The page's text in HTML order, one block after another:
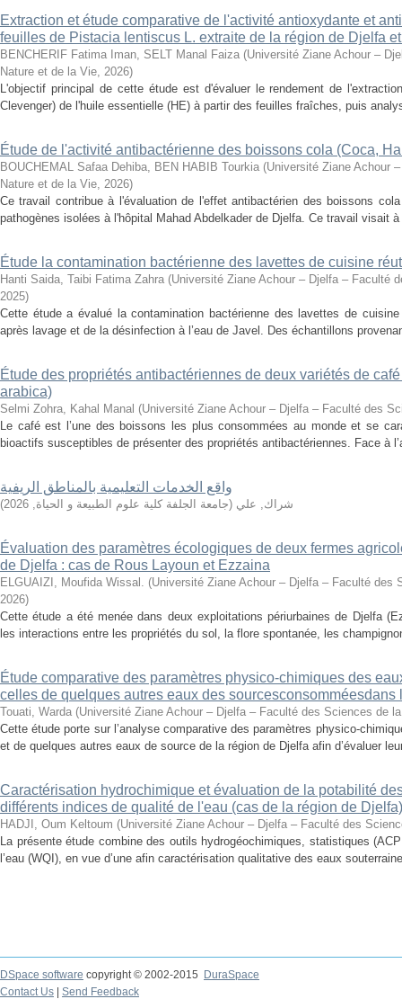
Extraction et étude comparative de l'activité antioxydante et
feuilles de Pistacia lentiscus L. extraite de la région de Djelfa
BENCHERIF Fatima Iman, SELT Manal Faiza (Université Ziane Achour –
Nature et de la Vie, 2026)
L'objectif principal de cette étude est d'évaluer le rendement de
Clevenger) de l'huile essentielle (HE) à partir des feuilles fraîches, puis
Étude de l'activité antibactérienne des boissons cola (Coca,
BOUCHEMAL Safaa Dehiba, BEN HABIB Tourkia (Université Ziane Achour
Nature et de la Vie, 2026)
Ce travail contribue à l'évaluation de l'effet antibactérien des boissons
pathogènes isolées à l'hôpital Mahad Abdelkader de Djelfa. Ce travail visait
Étude la contamination bactérienne des lavettes de cuisine
Hanti Saida, Taibi Fatima Zahra (Université Ziane Achour – Djelfa – Faculté
2025)
Cette étude a évalué la contamination bactérienne des lavettes de
après lavage et de la désinfection à l’eau de Javel. Des échantillons
Étude des propriétés antibactériennes de deux variétés de
arabica)
Selmi Zohra, Kahal Manal (Université Ziane Achour – Djelfa – Faculté des
Le café est l’une des boissons les plus consommées au monde et se
bioactifs susceptibles de présenter des propriétés antibactériennes. Face à
واقع الخدمات التعليمية بالمناطق الريفية
شراك, علي (جامعة الجلفة كلية علوم الطبيعة و الحياة,
2026
)
Évaluation des paramètres écologiques de deux fermes
de Djelfa : cas de Rous Layoun et Ezzaina
ELGUAIZI, Moufida Wissal. (Université Ziane Achour – Djelfa – Faculté des
2026)
Cette étude a été menée dans deux exploitations périurbaines de Djelfa
les interactions entre les propriétés du sol, la flore spontanée, les
Étude comparative des paramètres physico-chimiques des
celles de quelques autres eaux des sourcesconsomméesdans
Touati, Warda (Université Ziane Achour – Djelfa – Faculté des Sciences de
Cette étude porte sur l’analyse comparative des paramètres physico-
et de quelques autres eaux de source de la région de Djelfa afin d’évaluer
Caractérisation hydrochimique et évaluation de la potabilité
différents indices de qualité de l'eau (cas de la région de Djelfa)
HADJI, Oum Keltoum (Université Ziane Achour – Djelfa – Faculté des
La présente étude combine des outils hydrogéochimiques, statistiques
l’eau (WQI), en vue d’une afin caractérisation qualitative des eaux
DSpace software copyright © 2002-2015
DuraSpace
Contact Us
Send Feedback